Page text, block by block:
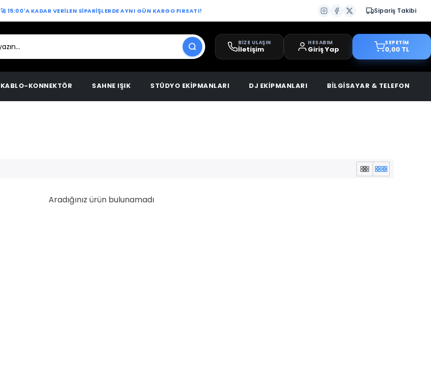
🚀 15:00'A KADAR VERİLEN SİPARİŞLERDE AYNI GÜN KARGO FIRSATI! Sipariş Takibi
BİZE ULAŞIN
İletişim
HESABIM
Giriş Yap
SEPETİM
0,00 TL
KABLO-KONNEKTÖR SAHNE IŞIK STÜDYO EKİPMANLARI DJ EKİPMANLARI BİLGİSAYAR & TELEFON
Aradığınız ürün bulunamadı